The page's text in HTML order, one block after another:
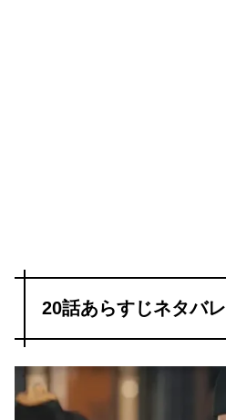
20話あらすじネタバレ